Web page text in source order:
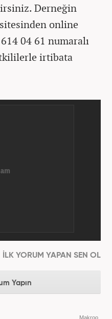
Derneğin
online
04 61 numaralı
irtibata
İLK YORUM YAPAN SEN OL
Yapın
Makroo